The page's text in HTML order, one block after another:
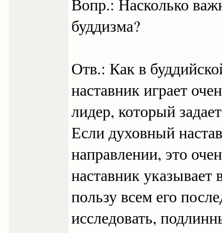
буддизма?
Отв.: Как в
наставник играет
лидер, который
Если духовный
направлении, это
наставник
пользу всем его
исследовать,